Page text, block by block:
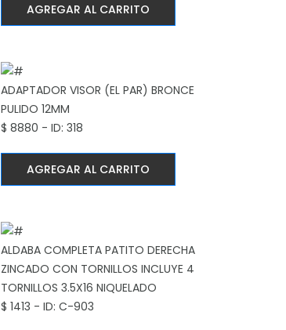
AGREGAR AL CARRITO
ADAPTADOR VISOR (EL PAR) BRONCE
PULIDO 12MM
$ 8880 - ID: 318
AGREGAR AL CARRITO
ALDABA COMPLETA PATITO DERECHA
ZINCADO CON TORNILLOS INCLUYE 4
TORNILLOS 3.5X16 NIQUELADO
$ 1413 - ID: C-903